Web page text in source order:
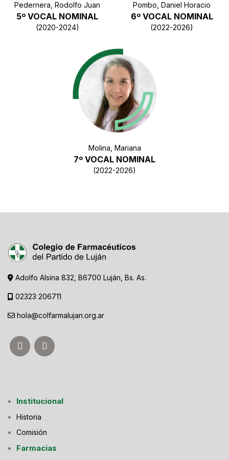
Pedernera, Rodolfo Juan
5º VOCAL NOMINAL
(2020-2024)
Pombo, Daniel Horacio
6º VOCAL NOMINAL
(2022-2026)
Molina, Mariana
7º VOCAL NOMINAL
(2022-2026)
Adolfo Alsina 832, B6700 Luján, Bs. As.
02323 206711
hola@colfarmalujan.org.ar
Institucional
Historia
Comisión
Farmacias